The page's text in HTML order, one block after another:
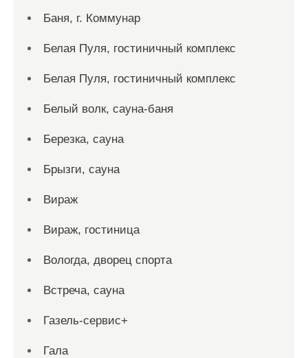
Баня, г. Коммунар
Белая Пуля, гостиничный комплекс
Белая Пуля, гостиничный комплекс
Белый волк, сауна-баня
Березка, сауна
Брызги, сауна
Вираж
Вираж, гостиница
Вологда, дворец спорта
Встреча, сауна
Газель-сервис+
Гала